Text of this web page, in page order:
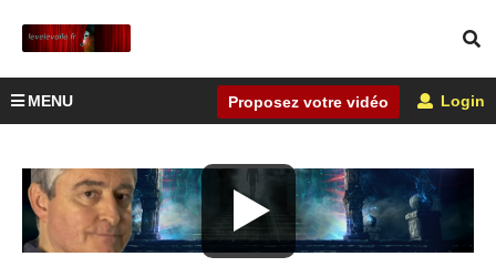
MENU Proposez votre vidéo Login